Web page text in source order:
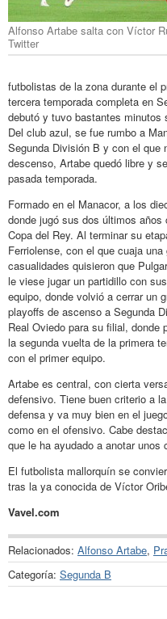
Alfonso Artabe salta con Víctor
Twitter
futbolistas de la zona durante el
tercera temporada completa en
debutó y tuvo bastantes minutos
Del club azul, se fue rumbo a
Segunda División B y con el que
descenso, Artabe quedó libre y
pasada temporada.
Formado en el Manacor, a los
donde jugó sus dos últimos
Copa del Rey. Al terminar su
Ferriolense, con el que cuaja
casualidades quisieron que
le viese jugar un partidillo con
equipo, donde volvió a cerrar un
playoffs de ascenso a Segunda
Real Oviedo para su filial, donde
la segunda vuelta de la primera
con el primer equipo.
Artabe es central, con cierta
defensivo. Tiene buen criterio a
defensa y va muy bien en el
como en el ofensivo. Cabe
que le ha ayudado a anotar unos
El futbolista mallorquín se
tras la ya conocida de Víctor
Vavel.com
Relacionados: Alfonso Artabe,
Categoría: Segunda B